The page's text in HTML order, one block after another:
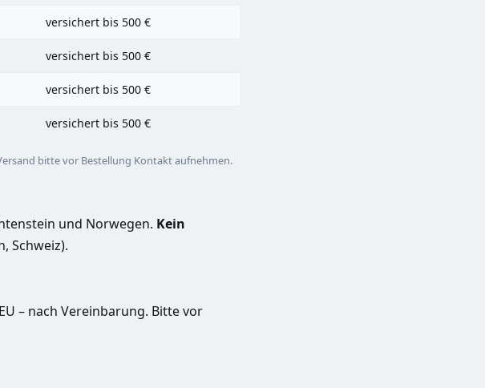
versichert bis 500 €
versichert bis 500 €
versichert bis 500 €
versichert bis 500 €
bitte vor Bestellung Kontakt aufnehmen.
und Norwegen. Kein
Schweiz).
– nach Vereinbarung. Bitte vor